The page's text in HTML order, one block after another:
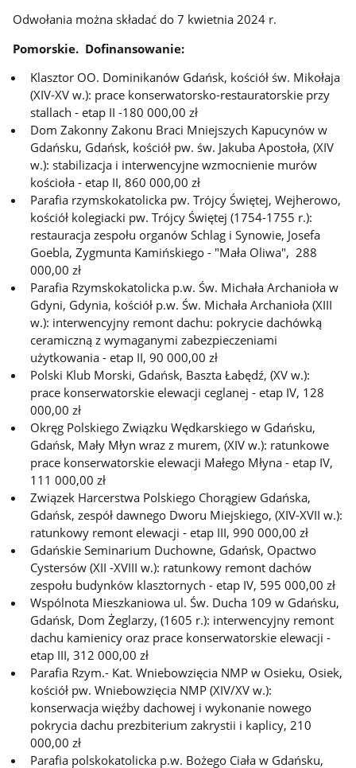
Odwołania można składać do 7 kwietnia 2024 r.
Pomorskie. Dofinansowanie:
Klasztor OO. Dominikanów Gdańsk, kościół św. Mikołaja
(XIV-XV w.): prace konserwatorsko-restauratorskie przy
stallach - etap II -180 000,00 zł
Dom Zakonny Zakonu Braci Mniejszych Kapucynów w
Gdańsku, Gdańsk, kościół pw. św. Jakuba Apostoła, (XIV
w.): stabilizacja i interwencyjne wzmocnienie murów
kościoła - etap II, 860 000,00 zł
Parafia rzymskokatolicka pw. Trójcy Świętej, Wejherowo,
kościół kolegiacki pw. Trójcy Świętej (1754-1755 r.):
restauracja zespołu organów Schlag i Synowie, Josefa
Goebla, Zygmunta Kamińskiego - "Mała Oliwa", 288
000,00 zł
Parafia Rzymskokatolicka p.w. Św. Michała Archanioła w
Gdyni, Gdynia, kościół p.w. Św. Michała Archanioła (XIII
w.): interwencyjny remont dachu: pokrycie dachówką
ceramiczną z wymaganymi zabezpieczeniami
użytkowania - etap II, 90 000,00 zł
Polski Klub Morski, Gdańsk, Baszta Łabędź, (XV w.):
prace konserwatorskie elewacji ceglanej - etap IV, 128
000,00 zł
Okręg Polskiego Związku Wędkarskiego w Gdańsku,
Gdańsk, Mały Młyn wraz z murem, (XIV w.): ratunkowe
prace konserwatorskie elewacji Małego Młyna - etap IV,
111 000,00 zł
Związek Harcerstwa Polskiego Chorągiew Gdańska,
Gdańsk, zespół dawnego Dworu Miejskiego, (XIV-XVII w.):
ratunkowy remont elewacji - etap III, 990 000,00 zł
Gdańskie Seminarium Duchowne, Gdańsk, Opactwo
Cystersów (XII -XVIII w.): ratunkowy remont dachów
zespołu budynków klasztornych - etap IV, 595 000,00 zł
Wspólnota Mieszkaniowa ul. Św. Ducha 109 w Gdańsku,
Gdańsk, Dom Żeglarzy, (1605 r.): interwencyjny remont
dachu kamienicy oraz prace konserwatorskie elewacji -
etap III, 312 000,00 zł
Parafia Rzym.- Kat. Wniebowzięcia NMP w Osieku, Osiek,
kościół pw. Wniebowzięcia NMP (XIV/XV w.):
konserwacja więźby dachowej i wykonanie nowego
pokrycia dachu prezbiterium zakrystii i kaplicy, 210
000,00 zł
Parafia polskokatolicka p.w. Bożego Ciała w Gdańsku,